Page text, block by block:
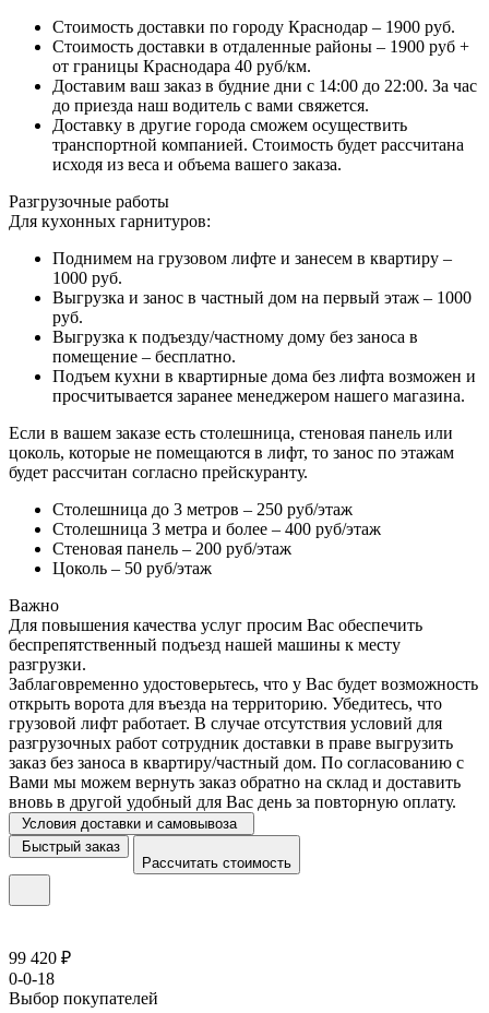
Стоимость доставки по городу Краснодар – 1900 руб.
Стоимость доставки в отдаленные районы – 1900 руб +
от границы Краснодара 40 руб/км.
Доставим ваш заказ в будние дни с 14:00 до 22:00. За час
до приезда наш водитель с вами свяжется.
Доставку в другие города сможем осуществить
транспортной компанией. Стоимость будет рассчитана
исходя из веса и объема вашего заказа.
Разгрузочные работы
Для кухонных гарнитуров:
Поднимем на грузовом лифте и занесем в квартиру –
1000 руб.
Выгрузка и занос в частный дом на первый этаж – 1000
руб.
Выгрузка к подъезду/частному дому без заноса в
помещение – бесплатно.
Подъем кухни в квартирные дома без лифта возможен и
просчитывается заранее менеджером нашего магазина.
Если в вашем заказе есть столешница, стеновая панель или
цоколь, которые не помещаются в лифт, то занос по этажам
будет рассчитан согласно прейскуранту.
Столешница до 3 метров – 250 руб/этаж
Столешница 3 метра и более – 400 руб/этаж
Стеновая панель – 200 руб/этаж
Цоколь – 50 руб/этаж
Важно
Для повышения качества услуг просим Вас обеспечить
беспрепятственный подъезд нашей машины к месту
разгрузки.
Заблаговременно удостоверьтесь, что у Вас будет возможность
открыть ворота для въезда на территорию. Убедитесь, что
грузовой лифт работает. В случае отсутствия условий для
разгрузочных работ сотрудник доставки в праве выгрузить
заказ без заноса в квартиру/частный дом. По согласованию с
Вами мы можем вернуть заказ обратно на склад и доставить
вновь в другой удобный для Вас день за повторную оплату.
Условия доставки и самовывоза
Быстрый заказ
Рассчитать стоимость
99 420 ₽
0-0-18
Выбор покупателей